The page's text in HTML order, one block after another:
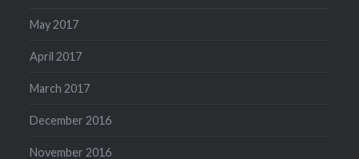
May 2017
April 2017
March 2017
December 2016
November 2016